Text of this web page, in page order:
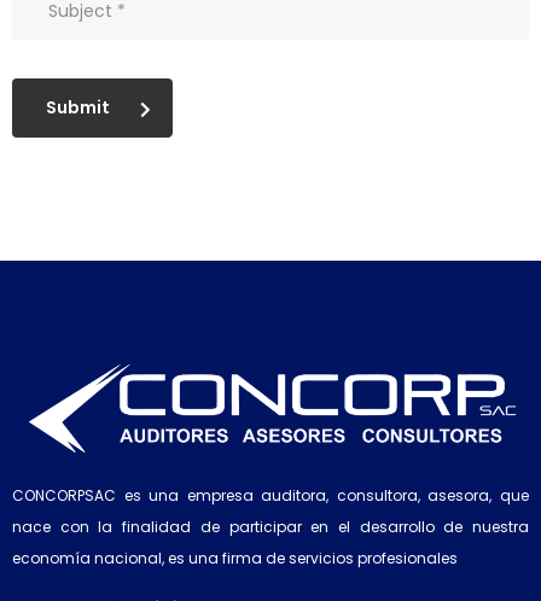
Submit
CONCORPSAC es una empresa auditora, consultora, asesora, que
nace con la finalidad de participar en el desarrollo de nuestra
economía nacional, es una firma de servicios profesionales